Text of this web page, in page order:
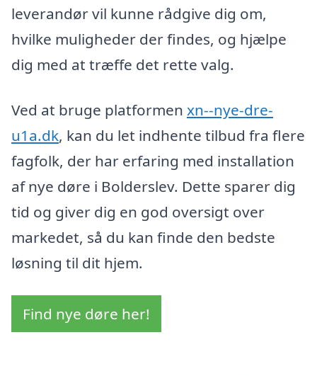
leverandør vil kunne rådgive dig om,
hvilke muligheder der findes, og hjælpe
dig med at træffe det rette valg.
Ved at bruge platformen xn--nye-dre-
u1a.dk, kan du let indhente tilbud fra flere
fagfolk, der har erfaring med installation
af nye døre i Bolderslev. Dette sparer dig
tid og giver dig en god oversigt over
markedet, så du kan finde den bedste
løsning til dit hjem.
Find nye døre her!